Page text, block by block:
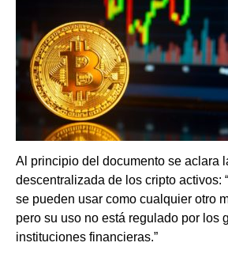
Al principio del documento se aclara
descentralizada de los cripto activos:
se pueden usar como cualquier otro
pero su uso no está regulado por los
instituciones financieras.”